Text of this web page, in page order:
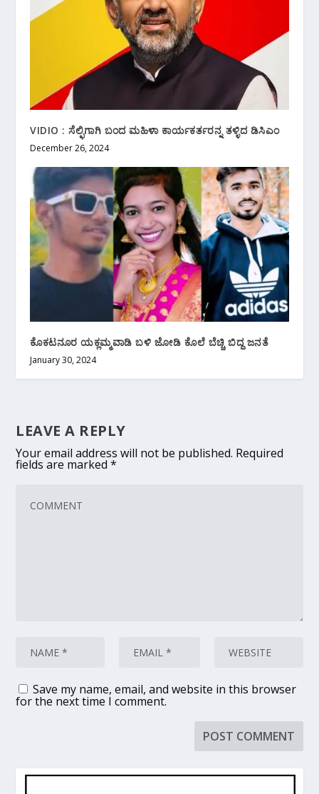
VIDIO : ಸೆಲ್ಫಿಗಾಗಿ ಬಂದ ಮಹಿಳಾ ಕಾರ್ಯಕರ್ತರನ್ನ ತಳ್ಳಿದ ಡಿಸಿಎಂ
December 26, 2024
ಕೊಕಟನೂರ ಯಕ್ಲಮ್ಮವಾಡಿ ಬಳಿ ಜೋಡಿ ಕೊಲೆ ಬೆಚ್ಚಿ ಬಿದ್ದ ಜನತೆ
January 30, 2024
LEAVE A REPLY
Your email address will not be published. Required
fields are marked*
Save my name, email, and website in this browser
for the next time I comment.